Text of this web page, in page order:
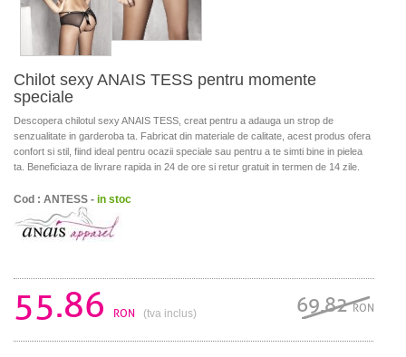
Chilot sexy ANAIS TESS pentru momente
speciale
Descopera chilotul sexy ANAIS TESS, creat pentru a adauga un strop de
senzualitate in garderoba ta. Fabricat din materiale de calitate, acest produs ofera
confort si stil, fiind ideal pentru ocazii speciale sau pentru a te simti bine in pielea
ta. Beneficiaza de livrare rapida in 24 de ore si retur gratuit in termen de 14 zile.
Cod : ANTESS - in stoc
55.86 RON (tva inclus) 69.82RON